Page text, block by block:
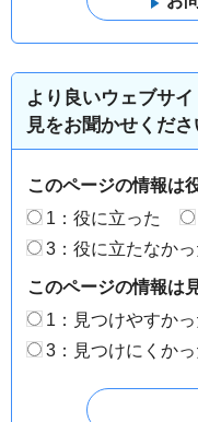
より良いウェブサ
見をお聞かせくださ
このページの情報は
1：役に立った
3：役に立たなかっ
このページの情報は
1：見つけやすかっ
3：見つけにくかっ